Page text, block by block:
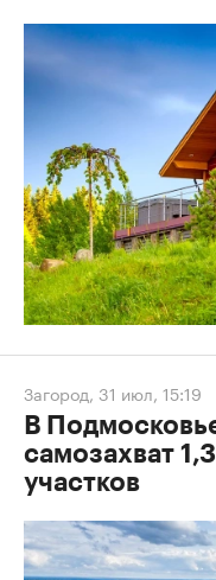
Загород, 31 июл, 15:19
В
самозахват
участков